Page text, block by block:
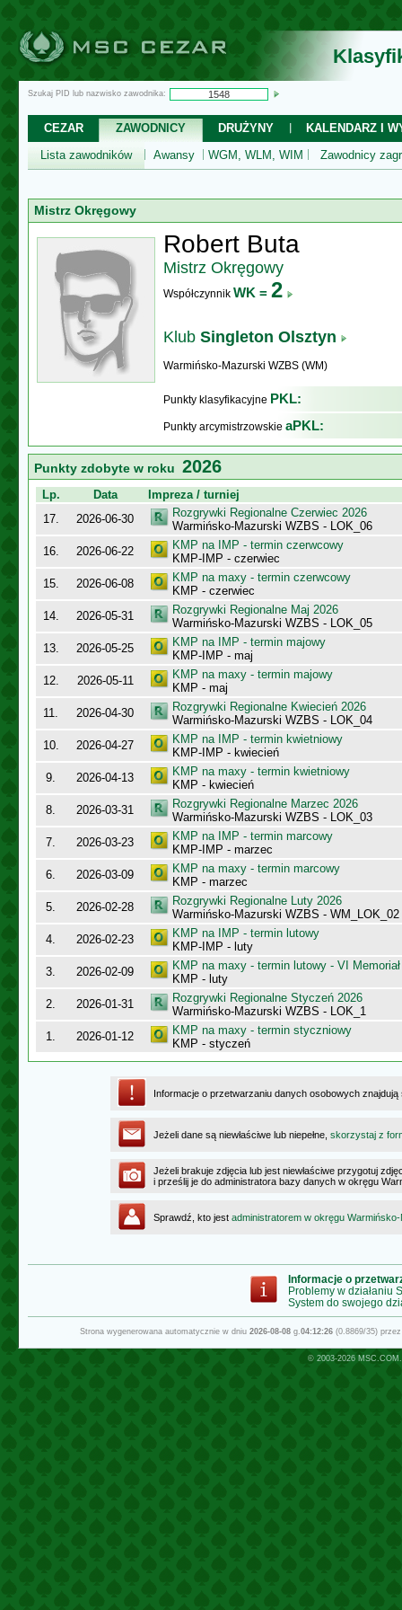
Szukaj PID lub nazwisko zawodnika:
CEZAR ZAWODNICY DRUŻYNY
KALENDARZ I
Lista zawodników
Awansy WGM, WLM, WIM Zawodnicy
Mistrz Okręgowy
Robert Buta
Mistrz Okręgowy
Współczynnik WK = 2
Klub Singleton Olsztyn
Warmińsko-Mazurski WZBS (WM)
Punkty klasyfikacyjne PKL:
Punkty arcymistrzowskie aPKL:
Punkty zdobyte w roku 2026
Lp. Data
Impreza / turniej
17.
2026-06-30
Rozgrywki Regionalne Czerwiec 2026
Warmińsko-Mazurski WZBS - LOK_06
16.
2026-06-22
KMP na IMP - termin czerwcowy
KMP-IMP - czerwiec
15.
2026-06-08
KMP na maxy - termin czerwcowy
KMP - czerwiec
14.
2026-05-31
Rozgrywki Regionalne Maj 2026
Warmińsko-Mazurski WZBS - LOK_05
13.
2026-05-25
KMP na IMP - termin majowy
KMP-IMP - maj
12.
2026-05-11
KMP na maxy - termin majowy
KMP - maj
11.
2026-04-30
Rozgrywki Regionalne Kwiecień 2026
Warmińsko-Mazurski WZBS - LOK_04
10.
2026-04-27
KMP na IMP - termin kwietniowy
KMP-IMP - kwiecień
9.
2026-04-13
KMP na maxy - termin kwietniowy
KMP - kwiecień
8.
2026-03-31
Rozgrywki Regionalne Marzec 2026
Warmińsko-Mazurski WZBS - LOK_03
7.
2026-03-23
KMP na IMP - termin marcowy
KMP-IMP - marzec
6.
2026-03-09
KMP na maxy - termin marcowy
KMP - marzec
5.
2026-02-28
Rozgrywki Regionalne Luty 2026
Warmińsko-Mazurski WZBS - WM_LOK_02
4.
2026-02-23
KMP na IMP - termin lutowy
KMP-IMP - luty
3.
2026-02-09
KMP na maxy - termin lutowy - VI
KMP - luty
2.
2026-01-31
Rozgrywki Regionalne Styczeń 2026
Warmińsko-Mazurski WZBS - LOK_1
1.
2026-01-12
KMP na maxy - termin styczniowy
KMP - styczeń
Informacje o przetwarzaniu danych osobowych
Jeżeli dane są niewłaściwe lub niepełne, skorzystaj z
Jeżeli brakuje zdjęcia lub jest niewłaściwe przygotuj
i prześlij je do administratora bazy danych w okręgu
Sprawdź, kto jest administratorem w okręgu
Informacje o
Problemy w działaniu
System do swojego
Strona wygenerowana automatycznie w dniu 2026-08-08g.04:12:26(0.8869/35)
© 2003-2026